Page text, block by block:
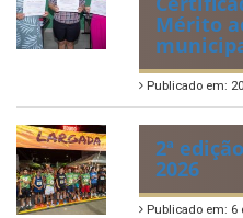
Mérito
Publicado em:
2ª
2026
Publicado em: 6